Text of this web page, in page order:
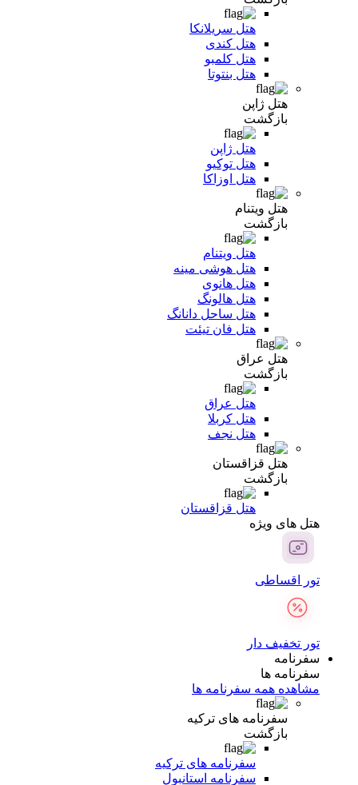
هتل سریلانکا
هتل کندی
هتل کلمبو
هتل بنتوتا
هتل ژاپن
بازگشت
هتل ژاپن
هتل توکیو
هتل اوزاکا
هتل ویتنام
بازگشت
هتل ویتنام
هتل هوشی مینه
هتل هانوی
هتل هالونگ
هتل ساحل دانانگ
هتل فان تیئت
هتل عراق
بازگشت
هتل عراق
هتل کربلا
هتل نجف
هتل قزاقستان
بازگشت
هتل قزاقستان
هتل های ویژه
تور اقساطی
تور تخفیف دار
سفرنامه
سفرنامه ها
مشاهده همه سفرنامه ها
سفرنامه های ترکیه
بازگشت
سفرنامه های ترکیه
سفرنامه استانبول